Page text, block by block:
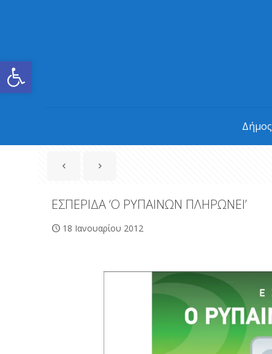
Ανοίξτε τη γραμμή εργαλείων
Δήμος
ΕΣΠΕΡΙΔΑ ‘Ο ΡΥΠΑΙΝΩΝ ΠΛΗΡΩΝΕΙ’
18 Ιανουαρίου 2012